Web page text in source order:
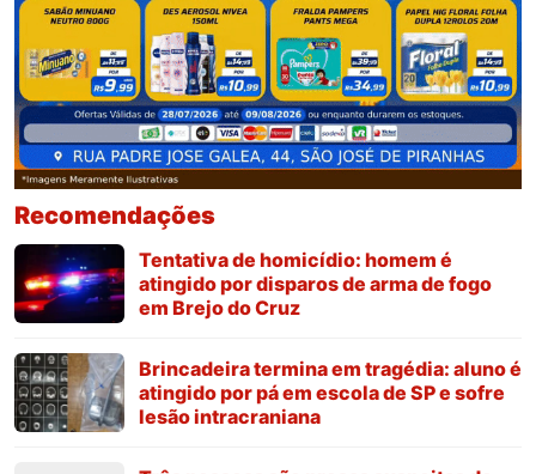
Recomendações
Tentativa de homicídio: homem é
atingido por disparos de arma de fogo
em Brejo do Cruz
Brincadeira termina em tragédia: aluno é
atingido por pá em escola de SP e sofre
lesão intracraniana